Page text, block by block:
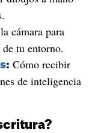
cámara para
tu entorno.
: Cómo recibir
de inteligencia